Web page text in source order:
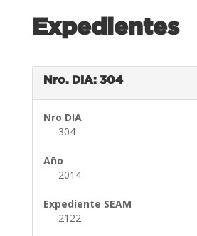
Expedientes
Nro. DIA: 304
Nro DIA
304
Año
2014
Expediente SEAM
2122